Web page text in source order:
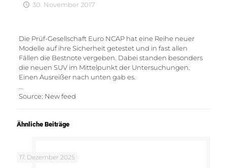
30. November 2017
Die Prüf-Gesellschaft Euro NCAP hat eine Reihe neuer
Modelle auf ihre Sicherheit getestet und in fast allen
Fällen die Bestnote vergeben. Dabei standen besonders
die neuen SUV im Mittelpunkt der Untersuchungen.
Einen Ausreißer nach unten gab es.
Source: New feed
Ähnliche Beiträge
17. Dezember 2025